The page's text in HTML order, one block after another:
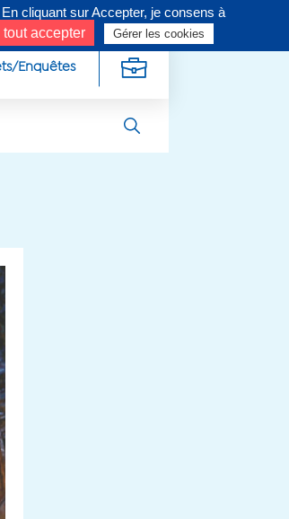
Enquêtes
cliquant sur Accepter, je consens à
accepter Gérer les cookies